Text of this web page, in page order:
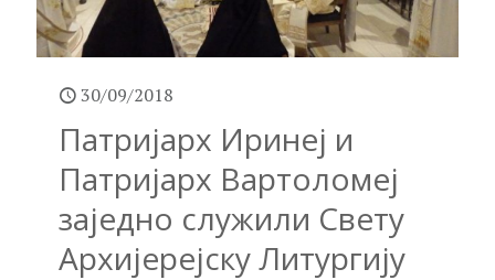
30/09/2018
Патријарх Иринеј и
Патријарх Вартоломеј
заједно служили Свету
Архијерејску Литургију